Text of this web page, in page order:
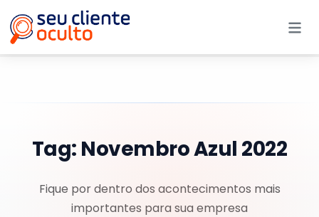
Tag: Novembro Azul 2022
Fique por dentro dos acontecimentos mais
importantes para sua empresa